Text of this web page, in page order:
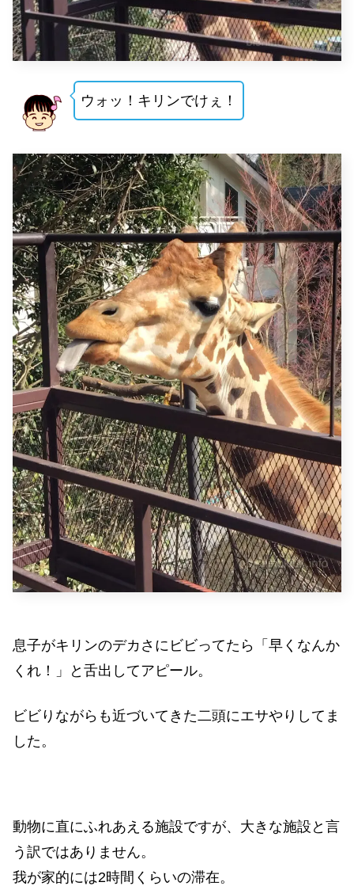
ウォッ！キリンでけぇ！
息子がキリンのデカさにビビってたら「早くなんか
くれ！」と舌出してアピール。
ビビりながらも近づいてきた二頭にエサやりしてま
した。
動物に直にふれあえる施設ですが、大きな施設と言
う訳ではありません。
我が家的には2時間くらいの滞在。